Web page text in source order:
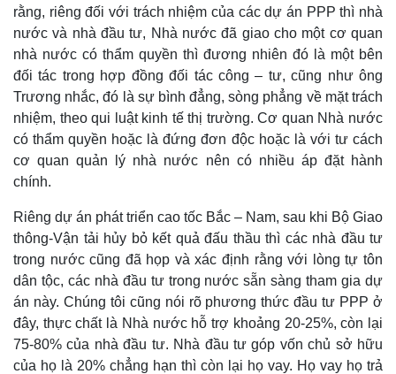
rằng, riêng đối với trách nhiệm của các dự án PPP thì nhà
nước và nhà đầu tư, Nhà nước đã giao cho một cơ quan
nhà nước có thẩm quyền thì đương nhiên đó là một bên
đối tác trong hợp đồng đối tác công – tư, cũng như ông
Trương nhắc, đó là sự bình đẳng, sòng phẳng về mặt trách
nhiệm, theo qui luật kinh tế thị trường. Cơ quan Nhà nước
có thẩm quyền hoặc là đứng đơn độc hoặc là với tư cách
cơ quan quản lý nhà nước nên có nhiều áp đặt hành
chính.
Riêng dự án phát triển cao tốc Bắc – Nam, sau khi Bộ Giao
thông-Vận tải hủy bỏ kết quả đấu thầu thì các nhà đầu tư
trong nước cũng đã họp và xác định rằng với lòng tự tôn
dân tộc, các nhà đầu tư trong nước sẵn sàng tham gia dự
án này. Chúng tôi cũng nói rõ phương thức đầu tư PPP ở
đây, thực chất là Nhà nước hỗ trợ khoảng 20-25%, còn lại
75-80% của nhà đầu tư. Nhà đầu tư góp vốn chủ sở hữu
của họ là 20% chẳng hạn thì còn lại họ vay. Họ vay họ trả